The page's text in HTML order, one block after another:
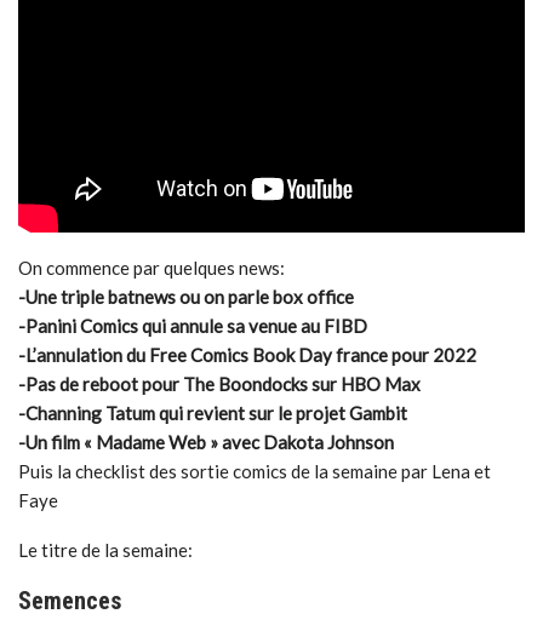
On commence par quelques news:
-Une triple batnews ou on parle box office
-Panini Comics qui annule sa venue au FIBD
-L’annulation du Free Comics Book Day france pour 2022
-Pas de reboot pour The Boondocks sur HBO Max
-Channing Tatum qui revient sur le projet Gambit
-Un film « Madame Web » avec Dakota Johnson
Puis la checklist des sortie comics de la semaine par Lena et
Faye
Le titre de la semaine:
Semences